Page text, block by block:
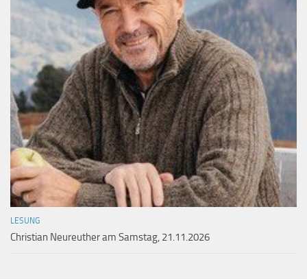
LESUNG
Christian Neureuther am Samstag, 21.11.2026